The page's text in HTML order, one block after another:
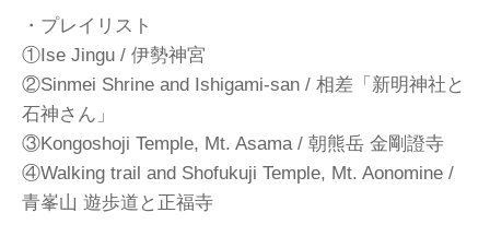
・プレイリスト
①Ise Jingu / 伊勢神宮
②Sinmei Shrine and Ishigami-san / 相差「新明神社と
石神さん」
③Kongoshoji Temple, Mt. Asama / 朝熊岳 金剛證寺
④Walking trail and Shofukuji Temple, Mt. Aonomine /
青峯山 遊歩道と正福寺